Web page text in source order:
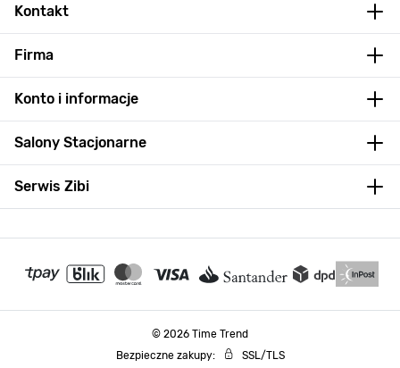
Kontakt
Firma
Konto i informacje
Salony Stacjonarne
Serwis Zibi
© 2026 Time Trend
Bezpieczne zakupy:
SSL/TLS